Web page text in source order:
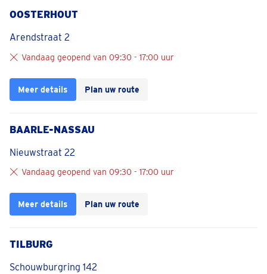
OOSTERHOUT
Arendstraat 2
Vandaag geopend van 09:30 - 17:00 uur
Meer details Plan uw route
BAARLE-NASSAU
Nieuwstraat 22
Vandaag geopend van 09:30 - 17:00 uur
Meer details Plan uw route
TILBURG
Schouwburgring 142